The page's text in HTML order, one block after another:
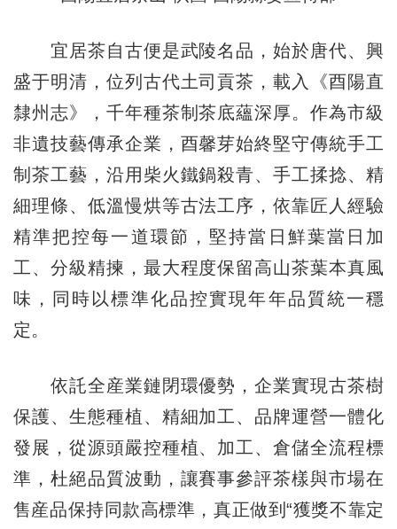
宜居茶自古便是武陵名品，始於唐代、興
盛于明清，位列古代土司貢茶，載入《酉陽直
隸州志》，千年種茶制茶底蘊深厚。作為市級
非遺技藝傳承企業，酉馨芽始終堅守傳統手工
制茶工藝，沿用柴火鐵鍋殺青、手工揉捻、精
細理條、低溫慢烘等古法工序，依靠匠人經驗
精準把控每一道環節，堅持當日鮮葉當日加
工、分級精揀，最大程度保留高山茶葉本真風
味，同時以標準化品控實現年年品質統一穩
定。
依託全産業鏈閉環優勢，企業實現古茶樹
保護、生態種植、精細加工、品牌運營一體化
發展，從源頭嚴控種植、加工、倉儲全流程標
準，杜絕品質波動，讓賽事參評茶樣與市場在
售産品保持同款高標準，真正做到“獲獎不靠定